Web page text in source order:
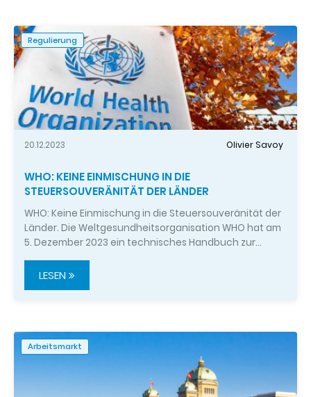
Regulierung
20.12.2023 Olivier Savoy
WHO: KEINE EINMISCHUNG IN DIE
STEUERSOUVERÄNITÄT DER LÄNDER
WHO: Keine Einmischung in die Steuersouveränität der
Länder. Die Weltgesundheitsorganisation WHO hat am
5. Dezember 2023 ein technisches Handbuch zur…
LESEN
Arbeitsmarkt